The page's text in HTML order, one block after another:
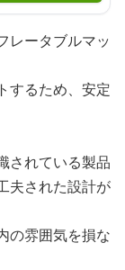
レータブルマッ
するため、安定
されている製品
夫された設計が
の雰囲気を損な